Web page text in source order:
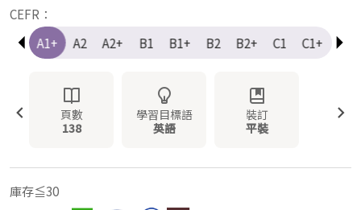
CEFR：
A1
A1+ A2 A2+ B1 B1+ B2 B2+ C1 C1+ C2
頁數
138
學習目標語
英語
裝訂
平裝
庫存≦30